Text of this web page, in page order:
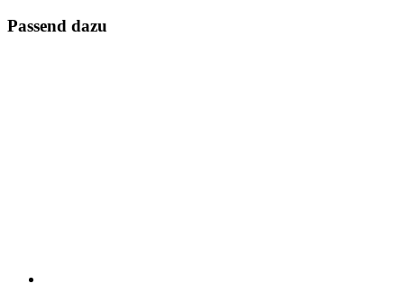
Passend dazu